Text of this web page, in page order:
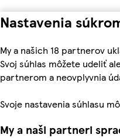
Nastavenia
My a našich 18 partnerov
Svoj súhlas môžete udeliť
partnerom a neovplyvnia
Svoje nastavenia súhlasu
My a naši partneri